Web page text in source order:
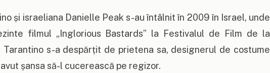
și israeliana Danielle Peak s-au întâlnit în 2009 în Israel, unde
filmul „Inglorious Bastards” la Festivalul de Film de la
Tarantino s-a despărțit de prietena sa, designerul de costume
șansa să-l cucerească pe regizor.